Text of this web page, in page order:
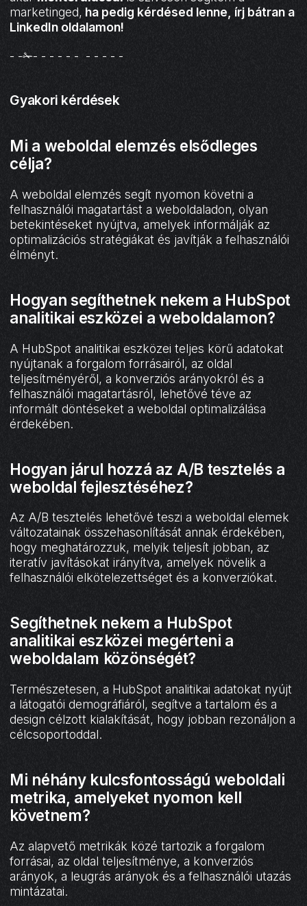
marketinged, ha pedig kérdésed lenne, írj bátran a
LinkedIn oldalamon!
- -✁- - - - - - - - - - -
Gyakori kérdések
Mi a weboldal elemzés elsődleges
célja?
A weboldal elemzés segít nyomon követni a
felhasználói magatartást a weboldaladon, olyan
betekintéseket nyújtva, amelyek informálják az
optimalizációs stratégiákat és javítják a felhasználói
élményt.
Hogyan segíthetnek nekem a HubSpot
analitikai eszközei a weboldalamon?
A HubSpot analitikai eszközei teljes körű adatokat
nyújtanak a forgalom forrásairól, az oldal
teljesítményéről, a konverziós arányokról és a
felhasználói magatartásról, lehetővé téve az
informált döntéseket a weboldal optimalizálása
érdekében.
Hogyan járul hozzá az A/B tesztelés a
weboldal fejlesztéséhez?
Az A/B tesztelés lehetővé teszi a weboldal elemek
változatainak összehasonlítását annak érdekében,
hogy meghatározzuk, melyik teljesít jobban, az
iteratív javításokat irányítva, amelyek növelik a
felhasználói elkötelezettséget és a konverziókat.
Segíthetnek nekem a HubSpot
analitikai eszközei megérteni a
weboldalam közönségét?
Természetesen, a HubSpot analitikai adatokat nyújt
a látogatói demográfiáról, segítve a tartalom és a
design célzott kialakítását, hogy jobban rezonáljon a
célcsoportoddal.
Mi néhány kulcsfontosságú weboldali
metrika, amelyeket nyomon kell
követnem?
Az alapvető metrikák közé tartozik a forgalom
forrásai, az oldal teljesítménye, a konverziós
arányok, a leugrás arányok és a felhasználói utazás
mintázatai.